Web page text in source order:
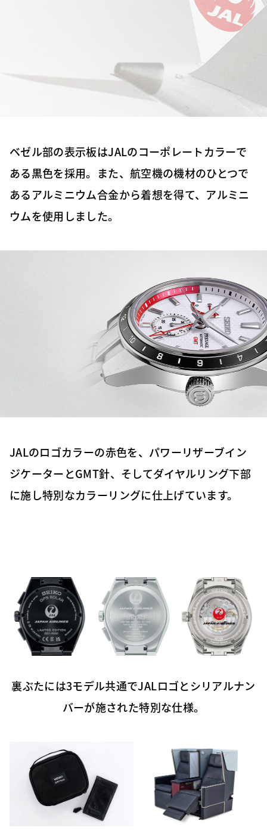
ベゼル部の表示板はJALのコーポレートカラーで
ある黒色を採用。また、航空機の機材のひとつで
あるアルミニウム合金から着想を得て、アルミニ
ウムを使用しました。
JALのロゴカラーの赤色を、パワーリザーブイン
ジケーターとGMT針、そしてダイヤルリング下部
に施し特別なカラーリングに仕上げています。
裏ぶたには3モデル共通でJALロゴとシリアルナン
バーが施された特別な仕様。